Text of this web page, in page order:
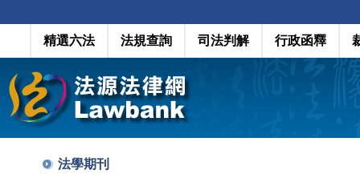
精選六法 法規查詢 司法判解 行政函釋
法學期刊